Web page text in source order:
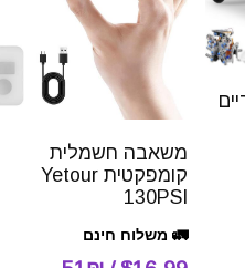
משאבה חשמלית
קומפקטית Yetour
130PSI
🚛 משלוח חינם